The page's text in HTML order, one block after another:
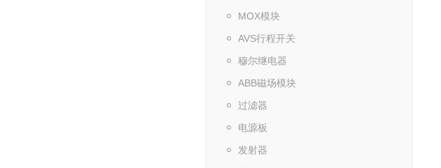
MOX模块
AVS行程开关
穆尔继电器
ABB磁场模块
过滤器
电源板
发射器